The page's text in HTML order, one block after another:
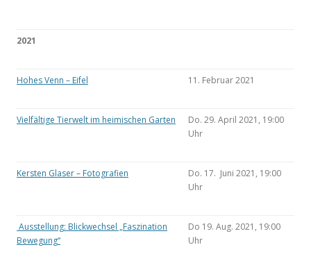
2021
Hohes Venn – Eifel 11. Februar 2021
Vielfältige Tierwelt im heimischen Garten
Do. 29. April 2021, 19:00
Uhr
Kersten Glaser – Fotografien
Do. 17. Juni 2021, 19:00
Uhr
Ausstellung: Blickwechsel „Faszination
Bewegung“
Do 19. Aug. 2021, 19:00
Uhr